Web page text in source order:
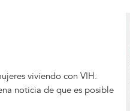
viviendo con VIH.
noticia de que es posible